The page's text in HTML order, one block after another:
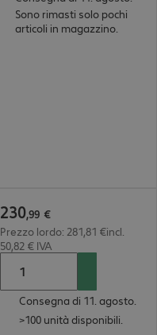
Sono rimasti solo pochi
articoli in magazzino.
230,99 €
Prezzo lordo: 281,81 €incl.
50,82 € IVA
Consegna di 11. agosto.
>100 unità disponibili.